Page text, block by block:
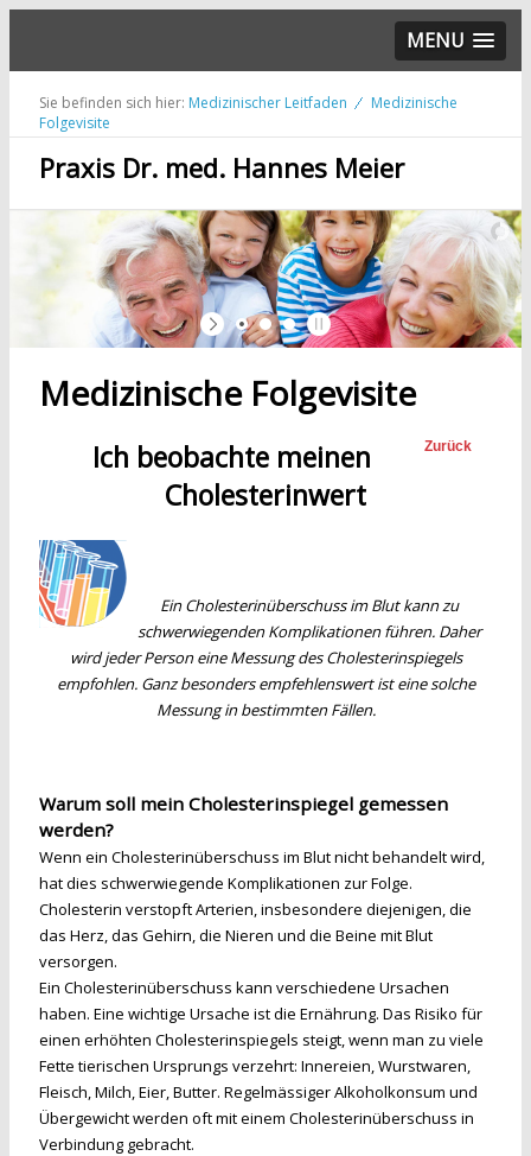
MENU
Sie befinden sich hier: Medizinischer Leitfaden
Medizinische
Folgevisite
Praxis Dr. med. Hannes Meier
Medizinische Folgevisite
Zurück
Ich beobachte meinen
Cholesterinwert
Ein Cholesterinüberschuss im Blut kann zu
schwerwiegenden Komplikationen führen. Daher
wird jeder Person eine Messung des Cholesterinspiegels
empfohlen. Ganz besonders empfehlenswert ist eine solche
Messung in bestimmten Fällen.
Warum soll mein Cholesterinspiegel gemessen
werden?
Wenn ein Cholesterinüberschuss im Blut nicht behandelt wird,
hat dies schwerwiegende Komplikationen zur Folge.
Cholesterin verstopft Arterien, insbesondere diejenigen, die
das Herz, das Gehirn, die Nieren und die Beine mit Blut
versorgen.
Ein Cholesterinüberschuss kann verschiedene Ursachen
haben. Eine wichtige Ursache ist die Ernährung. Das Risiko für
einen erhöhten Cholesterinspiegels steigt, wenn man zu viele
Fette tierischen Ursprungs verzehrt: Innereien, Wurstwaren,
Fleisch, Milch, Eier, Butter. Regelmässiger Alkoholkonsum und
Übergewicht werden oft mit einem Cholesterinüberschuss in
Verbindung gebracht.